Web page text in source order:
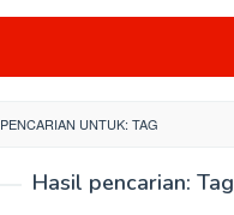
PENCARIAN UNTUK: TAG
Hasil pencarian: Tag